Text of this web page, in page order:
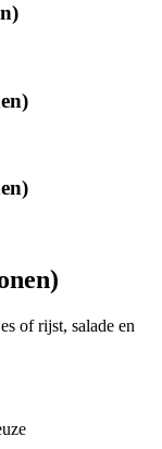
of rijst, salade en